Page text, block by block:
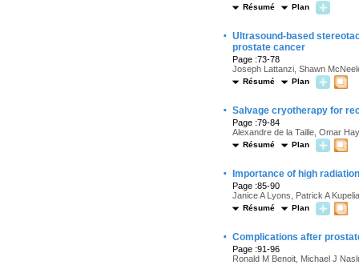
Résumé Plan
· Ultrasound-based
prostate cancer
Page :73-78
Joseph Lattanzi, Shawn
Résumé Plan
· Salvage cryotherapy for
Page :79-84
Alexandre de la Taille, Omar
Résumé Plan
· Importance of high
Page :85-90
Janice A Lyons, Patrick A
Résumé Plan
· Complications after
Page :91-96
Ronald M Benoit, Michael J